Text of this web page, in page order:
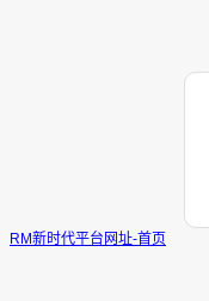
RM新时代平台网址-首页